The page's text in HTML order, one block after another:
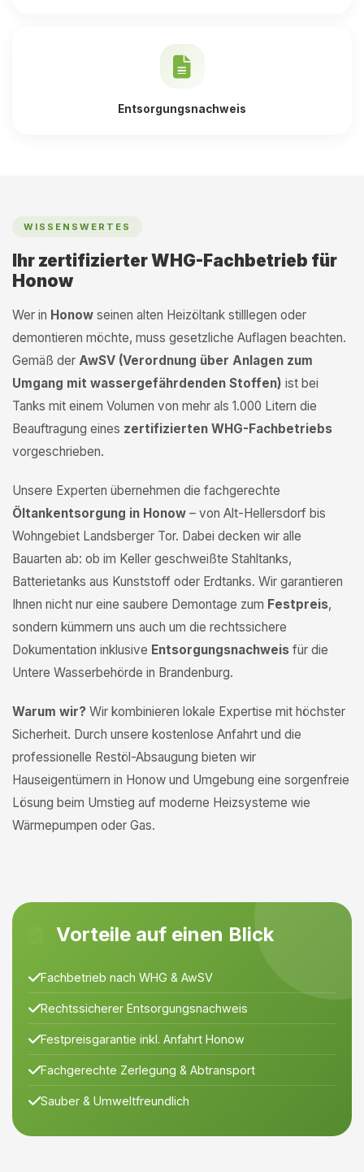
Entsorgungsnachweis
WISSENSWERTES
Ihr zertifizierter WHG-Fachbetrieb für
Honow
Wer in Honow seinen alten Heizöltank stilllegen oder
demontieren möchte, muss gesetzliche Auflagen beachten.
Gemäß der AwSV (Verordnung über Anlagen zum
Umgang mit wassergefährdenden Stoffen) ist bei
Tanks mit einem Volumen von mehr als 1.000 Litern die
Beauftragung eines zertifizierten WHG-Fachbetriebs
vorgeschrieben.
Unsere Experten übernehmen die fachgerechte
Öltankentsorgung in Honow – von Alt-Hellersdorf bis
Wohngebiet Landsberger Tor. Dabei decken wir alle
Bauarten ab: ob im Keller geschweißte Stahltanks,
Batterietanks aus Kunststoff oder Erdtanks. Wir garantieren
Ihnen nicht nur eine saubere Demontage zum Festpreis,
sondern kümmern uns auch um die rechtssichere
Dokumentation inklusive Entsorgungsnachweis für die
Untere Wasserbehörde in Brandenburg.
Warum wir? Wir kombinieren lokale Expertise mit höchster
Sicherheit. Durch unsere kostenlose Anfahrt und die
professionelle Restöl-Absaugung bieten wir
Hauseigentümern in Honow und Umgebung eine sorgenfreie
Lösung beim Umstieg auf moderne Heizsysteme wie
Wärmepumpen oder Gas.
Vorteile auf einen Blick
Fachbetrieb nach WHG & AwSV
Rechtssicherer Entsorgungsnachweis
Festpreisgarantie inkl. Anfahrt Honow
Fachgerechte Zerlegung & Abtransport
Sauber & Umweltfreundlich